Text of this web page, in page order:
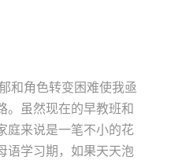
和角色转变困难使我亟
。虽然现在的早教班和
庭来说是一笔不小的花
语学习期，如果天天泡